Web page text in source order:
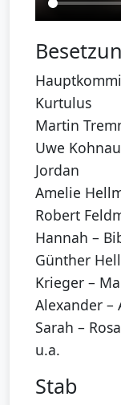
Kurtulus
Martin
Uwe
Jordan
Amelie
Robert
Hannah –
Günther
Krieger –
Alexander –
Sarah –
u.a.
Stab